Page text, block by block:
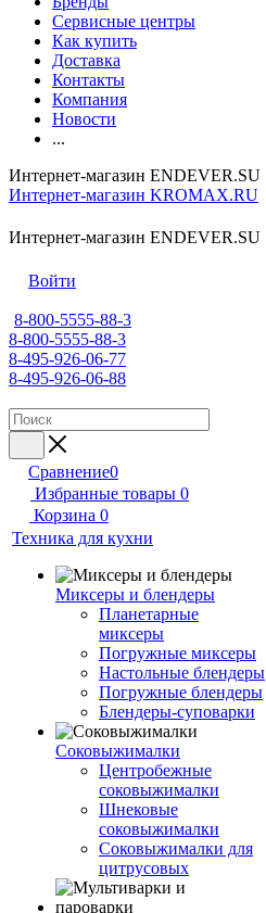
Сервисные центры
Как купить
Доставка
Контакты
Компания
Новости
...
Интернет-магазин ENDEVER.SU
Интернет-магазин KROMAX.RU
Интернет-магазин ENDEVER.SU
Войти
8-800-5555-88-3
8-800-5555-88-3
8-495-926-06-77
8-495-926-06-88
Сравнение0
Избранные товары 0
Корзина 0
Техника для кухни
Миксеры и блендеры
Планетарные
миксеры
Погружные миксеры
Настольные блендеры
Погружные блендеры
Блендеры-суповарки
Соковыжималки
Центробежные
соковыжималки
Шнековые
соковыжималки
Соковыжималки для
цитрусовых